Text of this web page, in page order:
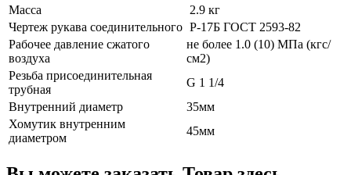
Масса
2.9 кг
Чертеж рукава соединительного Р-17Б ГОСТ 2593-82
Рабочее давление сжатого
воздуха
не более 1.0 (10) МПа (кгс/
см2)
Резьба присоединительная
трубная
G 1 1/4
Внутренний диаметр
35мм
Хомутик внутренним
диаметром
45мм